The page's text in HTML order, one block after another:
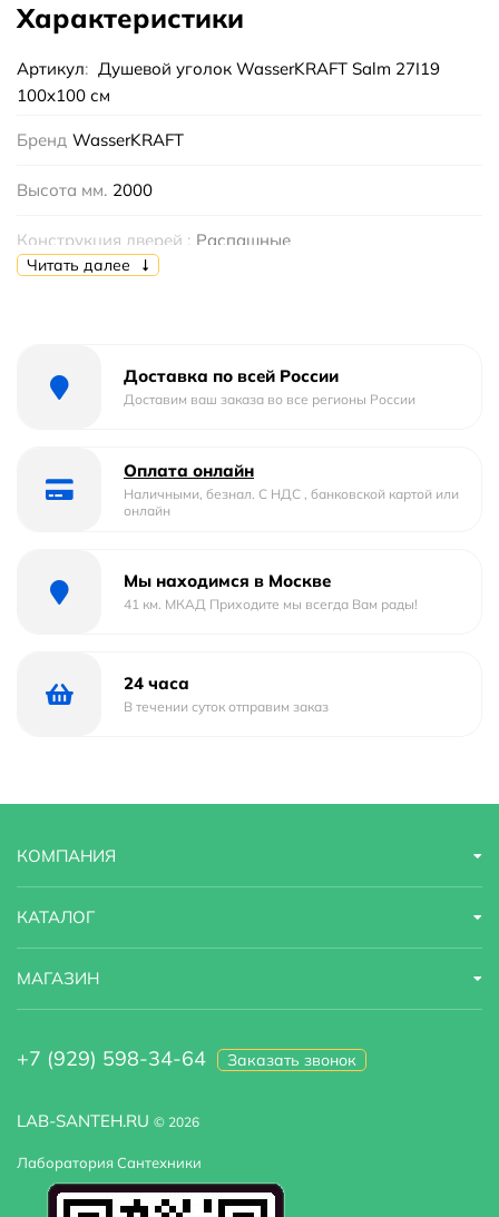
Характеристики
Артикул: Душевой уголок WasserKRAFT Salm 27I19
100x100 см
Бренд WasserKRAFT
Высота мм. 2000
Конструкция дверей : Распашные
Материал полотна двери стекло
Толщина полотна двери, мм 6
Исполнение стекла Прозрачное
Ширина мм. 1033.4
Страна бренда Германия
Область применения
Поддон в комплекте нет, установка на пол без поддона
Читать далее
Доставка по всей России
Доставим ваш заказа во все регионы России
Оплата онлайн
Наличными, безнал. С НДС , банковской картой или
онлайн
Мы находимся в Москве
41 км. МКАД Приходите мы всегда Вам рады!
24 часа
В течении суток отправим заказ
LAB-SANTEH.RU © 2026
Лаборатория Сантехники
КОМПАНИЯ
КАТАЛОГ
МАГАЗИН
+7 (929) 598-34-64 Заказать звонок